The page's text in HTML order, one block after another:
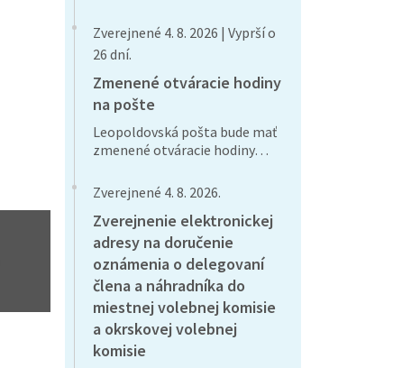
Zverejnené 4. 8. 2026 | Vyprší o
26 dní.
Zmenené otváracie hodiny
na pošte
Leopoldovská pošta bude mať
zmenené otváracie hodiny…
Zverejnené 4. 8. 2026.
Zverejnenie elektronickej
adresy na doručenie
oznámenia o delegovaní
člena a náhradníka do
miestnej volebnej komisie
a okrskovej volebnej
komisie